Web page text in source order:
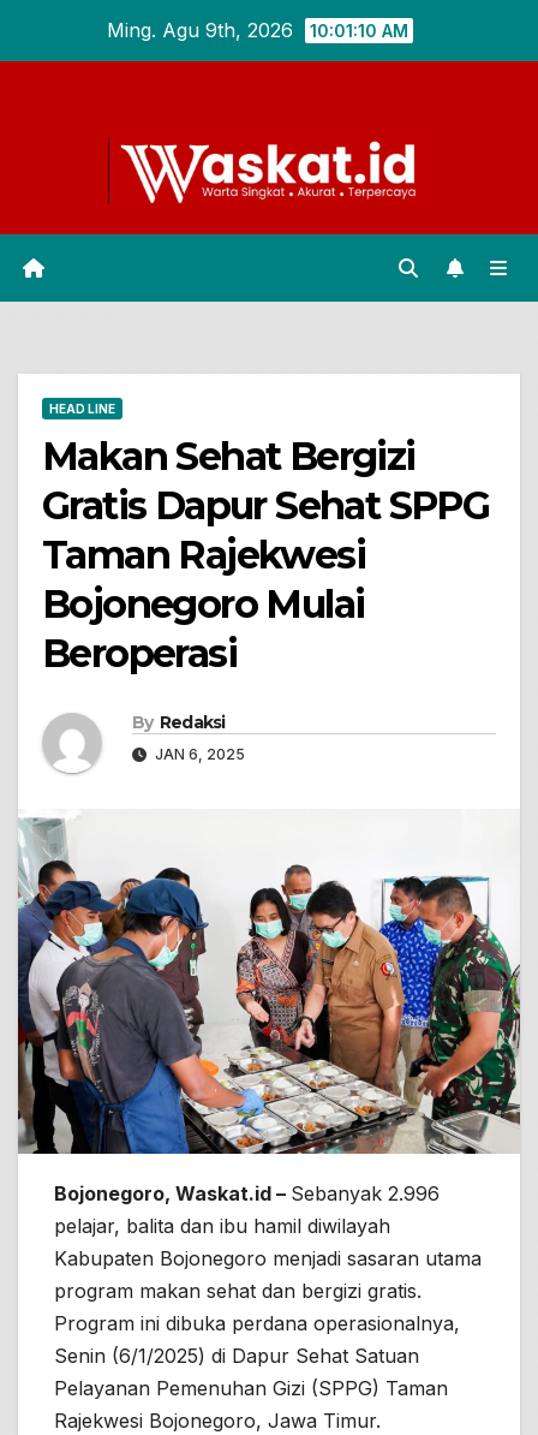
Ming. Agu 9th, 2026 10:01:11 AM
HEAD LINE
Makan Sehat Bergizi
Gratis Dapur Sehat SPPG
Taman Rajekwesi
Bojonegoro Mulai
Beroperasi
By Redaksi
JAN 6, 2025
Bojonegoro, Waskat.id – Sebanyak 2.996
pelajar, balita dan ibu hamil diwilayah
Kabupaten Bojonegoro menjadi sasaran utama
program makan sehat dan bergizi gratis.
Program ini dibuka perdana operasionalnya,
Senin (6/1/2025) di Dapur Sehat Satuan
Pelayanan Pemenuhan Gizi (SPPG) Taman
Rajekwesi Bojonegoro, Jawa Timur.